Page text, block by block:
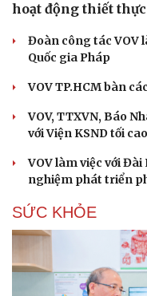
hoạt động thiết
Đoàn công tác VOV
Quốc gia Pháp
VOV TP.HCM bàn
VOV, TTXVN, Báo
với Viện KSND tối cao
VOV làm việc với
nghiệm phát triển
SỨC KHỎE